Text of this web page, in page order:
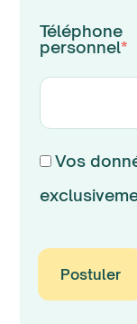
Téléphone
personnel*
Vos